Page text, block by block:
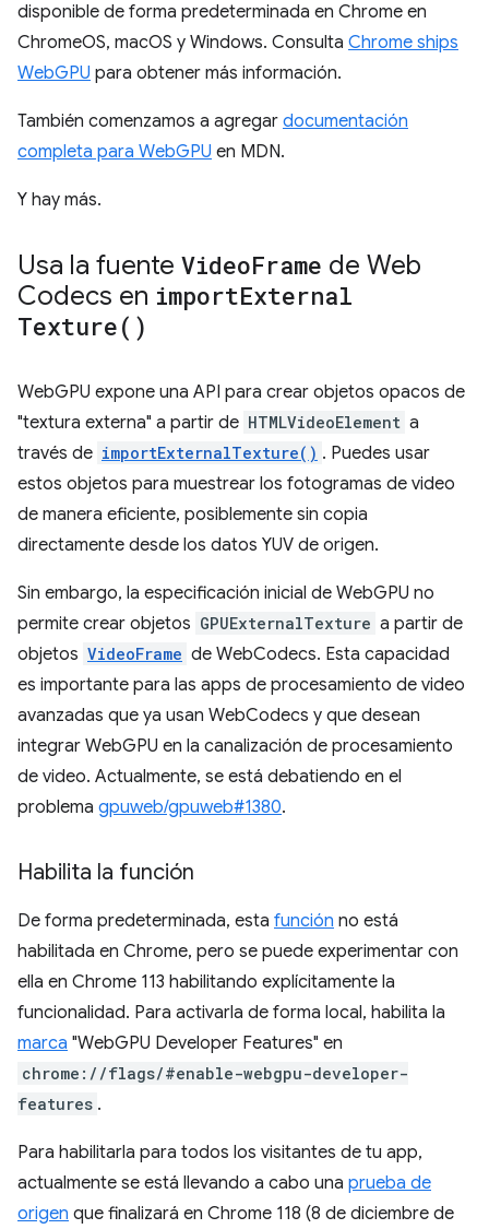
disponible de forma predeterminada en Chrome en
ChromeOS, macOS y Windows. Consulta Chrome ships
WebGPU para obtener más información.
También comenzamos a agregar documentación
completa para WebGPU en MDN.
Y hay más.
Usa la fuente VideoFrame de Web
Codecs en importExternal
Texture( )
WebGPU expone una API para crear objetos opacos de
"textura externa" a partir de HTMLVideoElement a
través de importExternalTexture() . Puedes usar
estos objetos para muestrear los fotogramas de video
de manera eficiente, posiblemente sin copia
directamente desde los datos YUV de origen.
Sin embargo, la especificación inicial de WebGPU no
permite crear objetos GPUExternalTexture a partir de
objetos VideoFrame de WebCodecs. Esta capacidad
es importante para las apps de procesamiento de video
avanzadas que ya usan WebCodecs y que desean
integrar WebGPU en la canalización de procesamiento
de video. Actualmente, se está debatiendo en el
problema gpuweb/gpuweb#1380.
Habilita la función
De forma predeterminada, esta función no está
habilitada en Chrome, pero se puede experimentar con
ella en Chrome 113 habilitando explícitamente la
funcionalidad. Para activarla de forma local, habilita la
marca "WebGPU Developer Features" en
chrome://flags/#enable-webgpu-developer-
features .
Para habilitarla para todos los visitantes de tu app,
actualmente se está llevando a cabo una prueba de
origen que finalizará en Chrome 118 (8 de diciembre de